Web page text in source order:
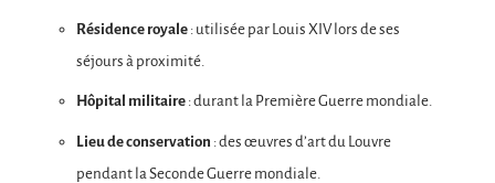
Résidence royale : utilisée par Louis XIV lors de ses
séjours à proximité.
Hôpital militaire : durant la Première Guerre mondiale.
Lieu de conservation : des œuvres d’art du Louvre
pendant la Seconde Guerre mondiale.